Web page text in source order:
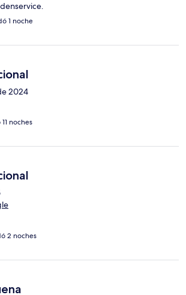
1 noche
2024
noches
2 noches